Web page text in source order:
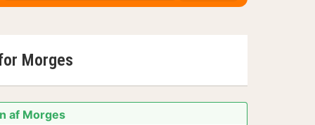
Morges
af Morges